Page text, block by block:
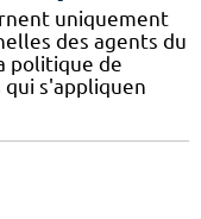
uniquement
des agents du
politique de
s'appliquen